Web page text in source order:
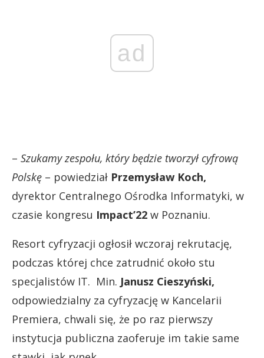
ad
– Szukamy zespołu, który będzie tworzył cyfrową
Polskę – powiedział Przemysław Koch,
dyrektor Centralnego Ośrodka Informatyki, w
czasie kongresu Impact’22 w Poznaniu.
Resort cyfryzacji ogłosił wczoraj rekrutację,
podczas której chce zatrudnić około stu
specjalistów IT. Min. Janusz Cieszyński,
odpowiedzialny za cyfryzację w Kancelarii
Premiera, chwali się, że po raz pierwszy
instytucja publiczna zaoferuje im takie same